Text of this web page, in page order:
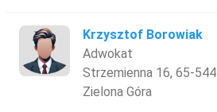
Krzysztof Borowiak
Adwokat
Strzemienna 16, 65-544
Zielona Góra